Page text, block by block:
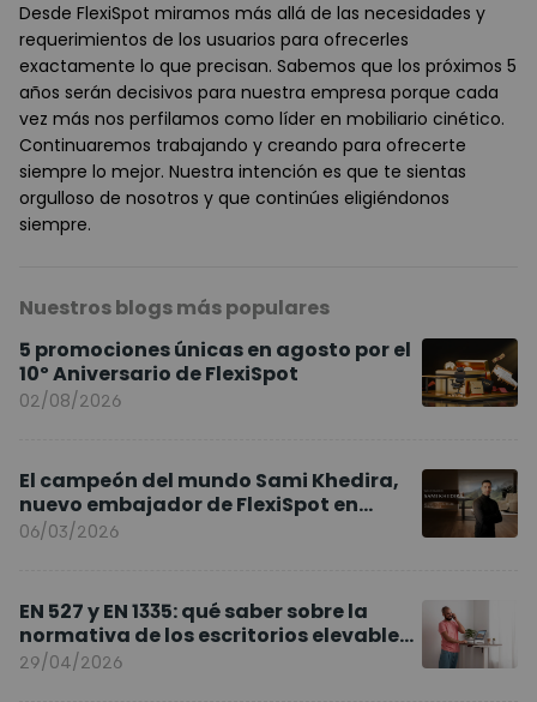
Desde FlexiSpot miramos más allá de las necesidades y
requerimientos de los usuarios para ofrecerles
exactamente lo que precisan. Sabemos que los próximos 5
años serán decisivos para nuestra empresa porque cada
vez más nos perfilamos como líder en mobiliario cinético.
Continuaremos trabajando y creando para ofrecerte
siempre lo mejor. Nuestra intención es que te sientas
orgulloso de nosotros y que continúes eligiéndonos
siempre.
Nuestros blogs más populares
5 promociones únicas en agosto por el
10º Aniversario de FlexiSpot
02/08/2026
El campeón del mundo Sami Khedira,
nuevo embajador de FlexiSpot en
Europa
06/03/2026
EN 527 y EN 1335: qué saber sobre la
normativa de los escritorios elevables
y sillas ergonómicas
29/04/2026